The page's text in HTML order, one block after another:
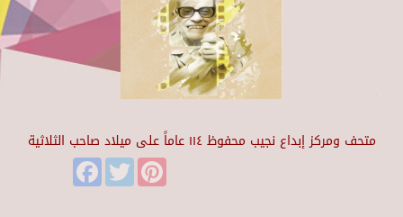
متحف ومركز إبداع نجيب محفوظ ١١٤ عاماً على ميلاد صاحب الثلاثية
FacebookTwitter